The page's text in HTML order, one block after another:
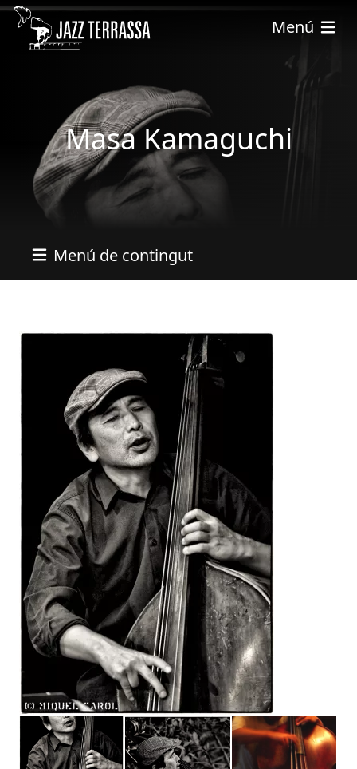
Pasar al contenido principal
Menú
Masa Kamaguchi
Menú de contingut
Imatges
Imagen